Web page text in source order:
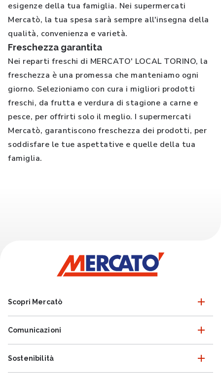
esigenze della tua famiglia. Nei supermercati
Mercatò, la tua spesa sarà sempre all'insegna della
qualità, convenienza e varietà.
Freschezza garantita
Nei reparti freschi di MERCATO' LOCAL TORINO, la
freschezza è una promessa che manteniamo ogni
giorno. Selezioniamo con cura i migliori prodotti
freschi, da frutta e verdura di stagione a carne e
pesce, per offrirti solo il meglio. I supermercati
Mercatò, garantiscono freschezza dei prodotti, per
soddisfare le tue aspettative e quelle della tua
famiglia.
Scopri Mercatò
Comunicazioni
Sostenibilità